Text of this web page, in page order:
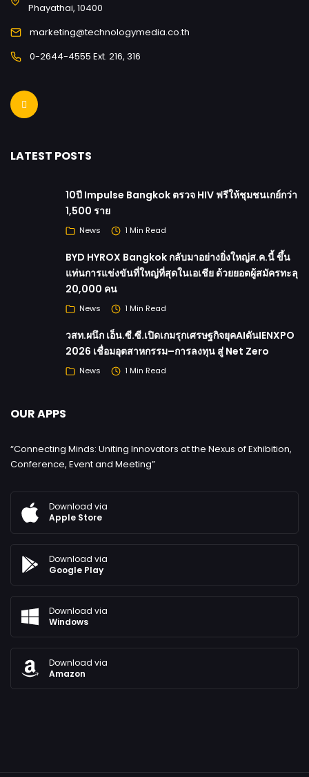
Phayathai, 10400
marketing@technologymedia.co.th
0-2644-4555 Ext. 216, 316
LATEST POSTS
10ปี Impulse Bangkok ตรวจ HIV ฟรีให้ชุมชนเกย์กว่า
1,500 ราย
News 1 Min Read
BYD HYROX Bangkok กลับมาอย่างยิ่งใหญ่ส.ค.นี้ ขึ้น
แท่นการแข่งขันที่ใหญ่ที่สุดในเอเชีย ด้วยยอดผู้สมัครทะลุ
20,000 คน
News 1 Min Read
วสท.ผนึก เอ็น.ซี.ซี.เปิดเกมรุกเศรษฐกิจยุคAIดันIENXPO
2026 เชื่อมอุตสาหกรรม–การลงทุน สู่ Net Zero
News 1 Min Read
OUR APPS
“Connecting Minds: Uniting Innovators at the Nexus of Exhibition,
Conference, Event and Meeting”
Download via
Apple Store
Download via
Google Play
Download via
Windows
Download via
Amazon